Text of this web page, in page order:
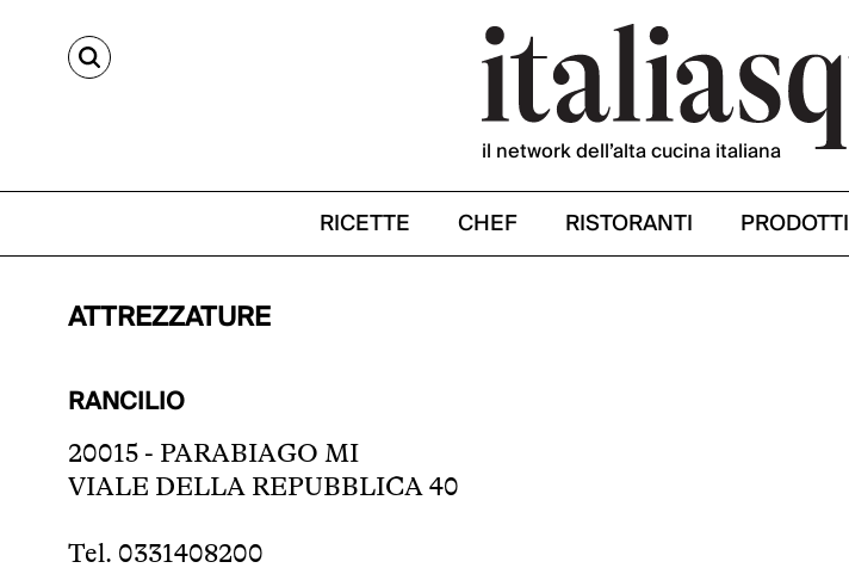
CERCA
il network dell’alta cucina italiana
RICETTE CHEF RISTORANTI PRODOTTI
ATTREZZATURE
RANCILIO
20015 - PARABIAGO MI
VIALE DELLA REPUBBLICA 40
Tel. 0331408200